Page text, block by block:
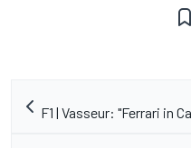
F1 | Vasseur: "Ferrari in